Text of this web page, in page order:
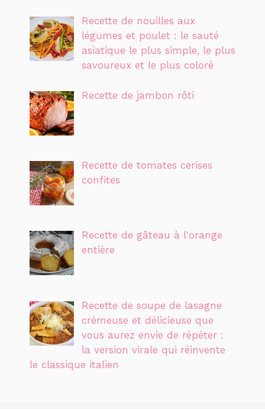
Recette de nouilles aux
légumes et poulet : le sauté
asiatique le plus simple, le plus
savoureux et le plus coloré
Recette de jambon rôti
Recette de tomates cerises
confites
Recette de gâteau à l'orange
entière
Recette de soupe de lasagne
crémeuse et délicieuse que
vous aurez envie de répéter :
la version virale qui réinvente
le classique italien